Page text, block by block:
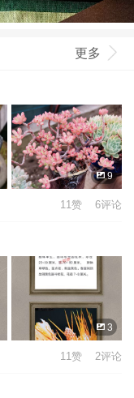
更多
9
11赞 6评论
3
11赞 2评论